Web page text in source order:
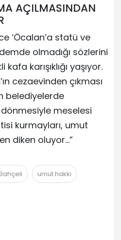
AÇILMASINDAN
‘Öcalan’a statü ve
olmadığı sözlerini
karışıklığı yaşıyor.
cezaevinden çıkması
belediyelerde
meselesi
kurmayları, umut
diken oluyor…”
umut hakkı